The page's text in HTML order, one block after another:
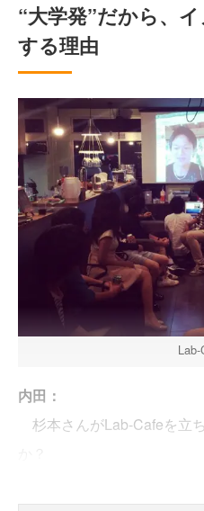
“大学発”だから、
する理由
内田：
杉本さんがLab-Cafeを立